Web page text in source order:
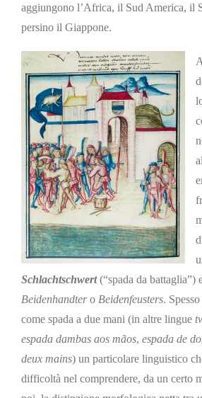
aggiungono l’Africa, il Sud America, il
persino il Giappone.
Schlachtschwert(“spada da battaglia”)
Beidenhandtero Beidenfeusters.
come spada a due mani (in altre lingue
espada dambas aos mãos, espada de
deux mains) un particolare linguistico
difficoltà nel comprendere, da un certo